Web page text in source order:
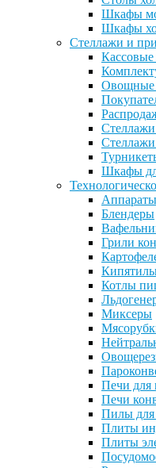
Шкафы
Шкафы
Стеллажи и
Овощные
Шкафы
Блендеры
Грили
Котлы
Миксеры
Печи
Печи
Пилы для
Плиты
Плиты